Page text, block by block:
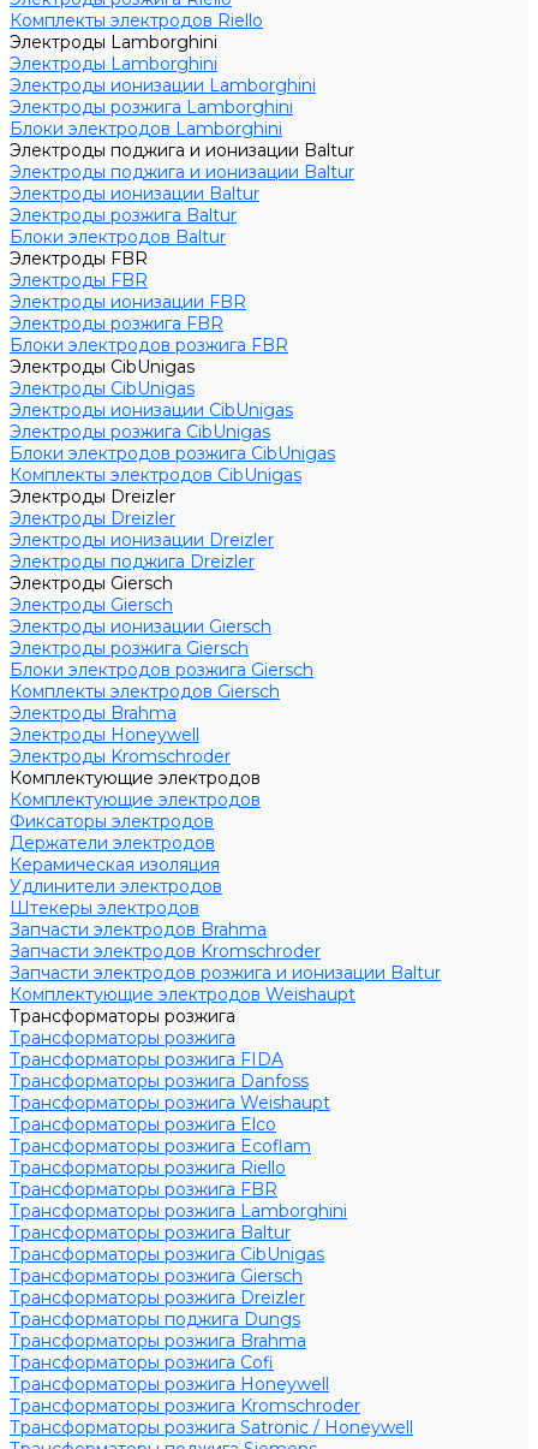
Комплекты электродов Riello
Электроды Lamborghini
Электроды Lamborghini
Электроды ионизации Lamborghini
Электроды розжига Lamborghini
Блоки электродов Lamborghini
Электроды поджига и ионизации Baltur
Электроды поджига и ионизации Baltur
Электроды ионизации Baltur
Электроды розжига Baltur
Блоки электродов Baltur
Электроды FBR
Электроды FBR
Электроды ионизации FBR
Электроды розжига FBR
Блоки электродов розжига FBR
Электроды CibUnigas
Электроды CibUnigas
Электроды ионизации CibUnigas
Электроды розжига CibUnigas
Блоки электродов розжига CibUnigas
Комплекты электродов CibUnigas
Электроды Dreizler
Электроды Dreizler
Электроды ионизации Dreizler
Электроды поджига Dreizler
Электроды Giersch
Электроды Giersch
Электроды ионизации Giersch
Электроды розжига Giersch
Блоки электродов розжига Giersch
Комплекты электродов Giersch
Электроды Brahma
Электроды Honeywell
Электроды Kromschroder
Комплектующие электродов
Комплектующие электродов
Фиксаторы электродов
Держатели электродов
Керамическая изоляция
Удлинители электродов
Штекеры электродов
Запчасти электродов Brahma
Запчасти электродов Kromschroder
Запчасти электродов розжига и ионизации Baltur
Комплектующие электродов Weishaupt
Трансформаторы розжига
Трансформаторы розжига
Трансформаторы розжига FIDA
Трансформаторы розжига Danfoss
Трансформаторы розжига Weishaupt
Трансформаторы розжига Elco
Трансформаторы розжига Ecoflam
Трансформаторы розжига Riello
Трансформаторы розжига FBR
Трансформаторы розжига Lamborghini
Трансформаторы розжига Baltur
Трансформаторы розжига CibUnigas
Трансформаторы розжига Giersch
Трансформаторы розжига Dreizler
Трансформаторы поджига Dungs
Трансформаторы розжига Brahma
Трансформаторы розжига Cofi
Трансформаторы розжига Honeywell
Трансформаторы розжига Kromschroder
Трансформаторы розжига Satronic / Honeywell